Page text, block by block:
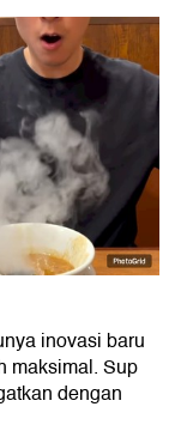
inovasi baru
maksimal. Sup
dengan